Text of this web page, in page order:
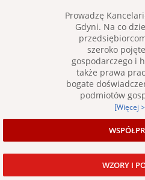
Prowadzę
Gdyni. Na co
szeroko
gospodarczego i
także prawa
bogate
podmiotów
[Więcej
WZORY I